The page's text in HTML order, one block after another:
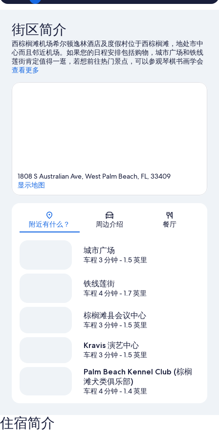
街区简介
西棕榈滩机场希尔顿逸林酒店及度假村位于西棕榈滩，地处市中
心而且邻近机场。如果您的日程安排包括购物，城市广场和铁线
莲街肯定值得一逛，若想前往热门景点，可以参观琴棋书画学会
博物馆和棕榈滩动物园和保护协会。切勿错过急流水上公园。到
彩，或者选择极限跳伞，体验冒险之旅。
查看更多
地图
1808 S Australian Ave, West Palm Beach, FL, 33409
显示地图
附近有什么？ 周边介绍 餐厅
城市广场
车程 3 分钟- 1.5 英里
铁线莲街
车程 4 分钟- 1.7 英里
棕榈滩县会议中心
车程 3 分钟- 1.5 英里
Kravis 演艺中心
车程 3 分钟- 1.5 英里
Palm Beach Kennel Club (棕榈
滩犬类俱乐部)
车程 4 分钟- 1.4 英里
住宿简介